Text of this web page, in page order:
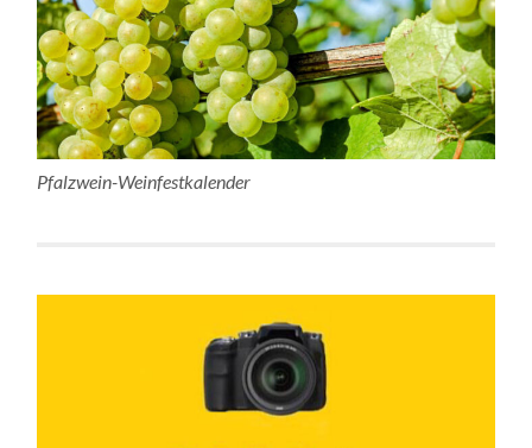
Pfalzwein-Weinfestkalender